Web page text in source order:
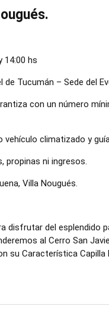
14:00 hs
de Tucumán – Sede del
con un número
vehículo climatizado y
propinas ni ingresos.
Villa Nougués.
disfrutar del esplendido
al Cerro San
su Característica